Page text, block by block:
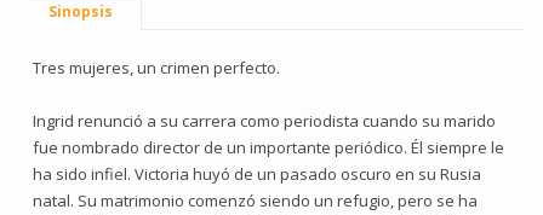
Sinopsis
Tres mujeres, un crimen perfecto.
Ingrid renunció a su carrera como periodista cuando su marido
fue nombrado director de un importante periódico. Él siempre le
ha sido infiel. Victoria huyó de un pasado oscuro en su Rusia
natal. Su matrimonio comenzó siendo un refugio, pero se ha